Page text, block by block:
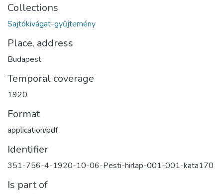
Collections
Sajtókivágat-gyűjtemény
Place, address
Budapest
Temporal coverage
1920
Format
application/pdf
Identifier
351-756-4-1920-10-06-Pesti-hirlap-001-001-kata170
Is part of